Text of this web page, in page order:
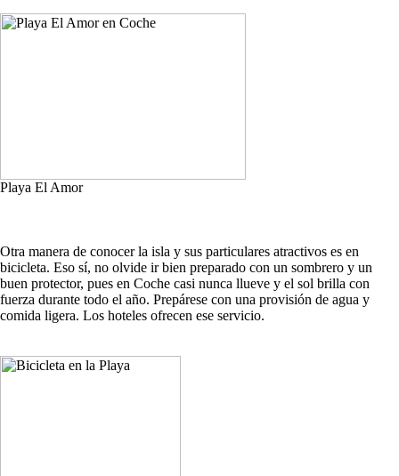
Playa El Amor
Otra manera de conocer la isla y sus particulares atractivos es en
bicicleta. Eso sí, no olvide ir bien preparado con un sombrero y un
buen protector, pues en Coche casi nunca llueve y el sol brilla con
fuerza durante todo el año. Prepárese con una provisión de agua y
comida ligera. Los hoteles ofrecen ese servicio.